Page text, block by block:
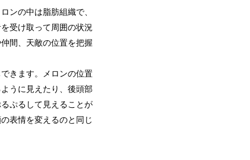
ンの中は脂肪組織で、
受け取って周囲の状況
間、天敵の位置を把握
きます。メロンの位置
うに見えたり、後頭部
ぷるして見えることが
表情を変えるのと同じ